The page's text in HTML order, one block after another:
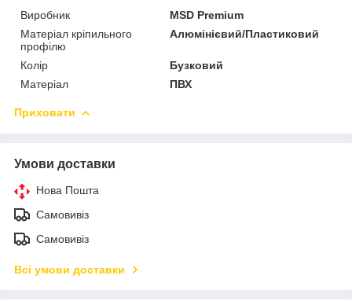
Виробник
MSD Premium
Матеріал кріпильного
профілю
Алюмінієвий/Пластиковий
Колір
Бузковий
Матеріал
ПВХ
Приховати
Умови доставки
Нова Пошта
Самовивіз
Самовивіз
Всі умови доставки